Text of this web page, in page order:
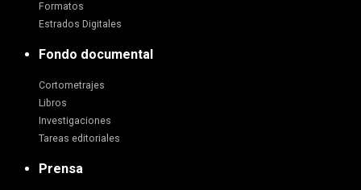
Formatos
Estrados Digitales
Fondo documental
Cortometrajes
Libros
Investigaciones
Tareas editoriales
Prensa